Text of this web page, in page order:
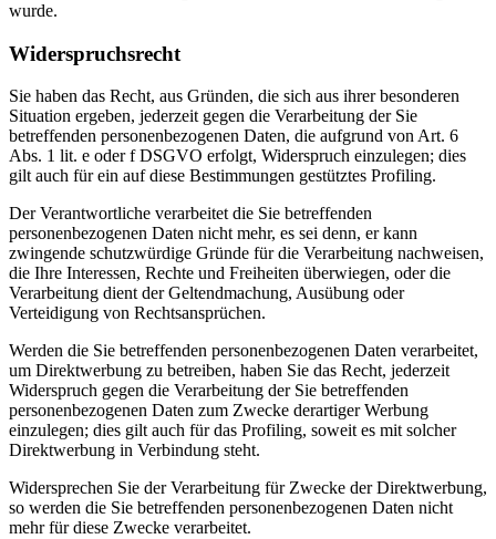
wurde.
Widerspruchsrecht
Sie haben das Recht, aus Gründen, die sich aus ihrer besonderen
Situation ergeben, jederzeit gegen die Verarbeitung der Sie
betreffenden personenbezogenen Daten, die aufgrund von Art. 6
Abs. 1 lit. e oder f DSGVO erfolgt, Widerspruch einzulegen; dies
gilt auch für ein auf diese Bestimmungen gestütztes Profiling.
Der Verantwortliche verarbeitet die Sie betreffenden
personenbezogenen Daten nicht mehr, es sei denn, er kann
zwingende schutzwürdige Gründe für die Verarbeitung nachweisen,
die Ihre Interessen, Rechte und Freiheiten überwiegen, oder die
Verarbeitung dient der Geltendmachung, Ausübung oder
Verteidigung von Rechtsansprüchen.
Werden die Sie betreffenden personenbezogenen Daten verarbeitet,
um Direktwerbung zu betreiben, haben Sie das Recht, jederzeit
Widerspruch gegen die Verarbeitung der Sie betreffenden
personenbezogenen Daten zum Zwecke derartiger Werbung
einzulegen; dies gilt auch für das Profiling, soweit es mit solcher
Direktwerbung in Verbindung steht.
Widersprechen Sie der Verarbeitung für Zwecke der Direktwerbung,
so werden die Sie betreffenden personenbezogenen Daten nicht
mehr für diese Zwecke verarbeitet.